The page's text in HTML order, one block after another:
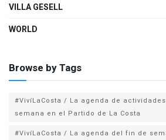
VILLA GESELL
WORLD
Browse by Tags
#VivíLaCosta / La agenda de
semana en el Partido de La Costa
#VivíLaCosta / La agenda del fin de